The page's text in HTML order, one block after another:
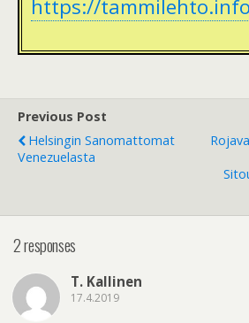
https://
Previous Post
Helsingin Sanomattomat
Venezuelasta
2 responses
T. Kallinen
17.4.2019